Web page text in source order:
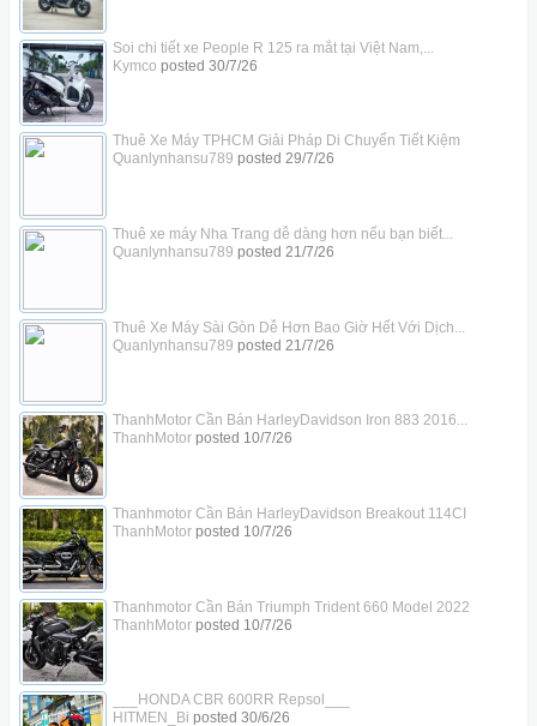
Soi chi tiết xe People R 125 ra mắt tại Việt Nam,...
Kymco posted 30/7/26
Thuê Xe Máy TPHCM Giải Pháp Di Chuyển Tiết Kiệm
Quanlynhansu789 posted 29/7/26
Thuê xe máy Nha Trang dễ dàng hơn nếu bạn biết...
Quanlynhansu789 posted 21/7/26
Thuê Xe Máy Sài Gòn Dễ Hơn Bao Giờ Hết Với Dịch...
Quanlynhansu789 posted 21/7/26
ThanhMotor Cần Bán HarleyDavidson Iron 883 2016...
ThanhMotorposted 10/7/26
Thanhmotor Cần Bán HarleyDavidson Breakout 114CI
ThanhMotorposted 10/7/26
Thanhmotor Cần Bán Triumph Trident 660 Model 2022
ThanhMotorposted 10/7/26
___HONDA CBR 600RR Repsol___
HITMEN_Bi posted 30/6/26